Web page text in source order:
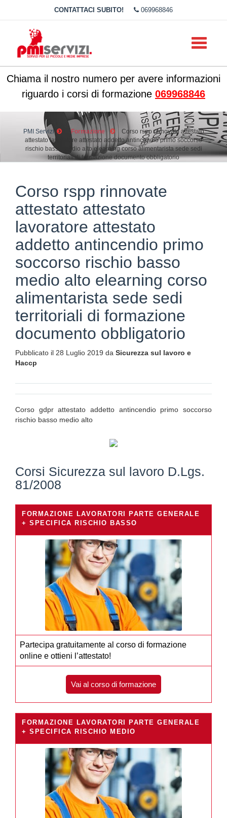
CONTATTACI SUBITO! 069968846
Toggle
Chiama il nostro numero per avere informazioni
riguardo i corsi di formazione 069968846
PMI Servizi Formazione
Corso rspp rinnovate attestato
attestato lavoratore attestato addetto antincendio primo soccorso
rischio basso medio alto elearning corso alimentarista sede sedi
territoriali di formazione documento obbligatorio
Corso rspp rinnovate
attestato attestato
lavoratore attestato
addetto antincendio primo
soccorso rischio basso
medio alto elearning corso
alimentarista sede sedi
territoriali di formazione
documento obbligatorio
Pubblicato il 28 Luglio 2019 da Sicurezza sul lavoro e
Haccp
Corso gdpr attestato addetto antincendio primo soccorso
rischio basso medio alto
Corsi Sicurezza sul lavoro D.Lgs.
81/2008
FORMAZIONE LAVORATORI PARTE GENERALE
+ SPECIFICA RISCHIO BASSO
Partecipa gratuitamente al corso di formazione
online e ottieni l’attestato!
Vai al corso di formazione
FORMAZIONE LAVORATORI PARTE GENERALE
+ SPECIFICA RISCHIO MEDIO